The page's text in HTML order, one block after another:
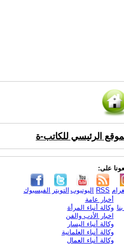
الرئيسي للكاتب-ة
على:
الفيسبوك التويتر اليوتيوب RSS
أخبار عامة
وكالة أنباء المرأة
اخبار الأدب والفن
وكالة أنباء اليسار
وكالة أنباء العلمانية
وكالة أنباء العمال